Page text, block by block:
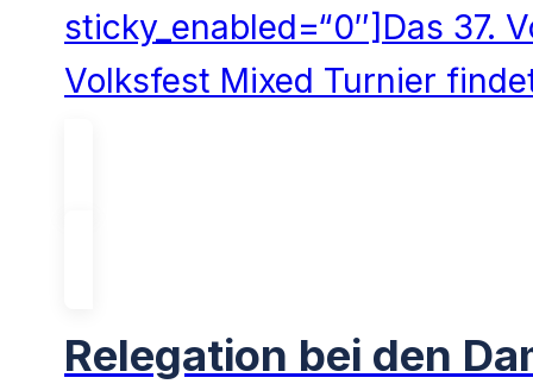
sticky_enabled=“0″]Das 37.
Volksfest Mixed Turnier
Relegation bei den